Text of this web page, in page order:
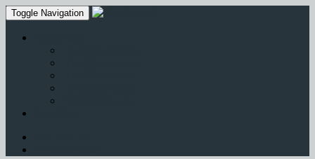
Toggle Navigation